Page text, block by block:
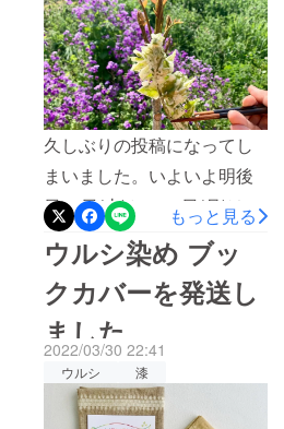
いただきました。皆様のお
かげで、このキットは定番
商品として発売します。ま
もなくオンラインショップ
でも発売しますので、ご興
味のある方はぜひご利用く
ださい。
https://urushipicnic.thebase.i
n/上米内駅は盛岡から約15
分。JR山田線は鉄道ファン
にも人気です。駅ではコー
ヒーを飲んだり、お買い物
したりもできますので、近
くにお越しの方は是非覗い
天ぷら会」にもご参加いた
だいた支援者さんに直接お
渡ししたものも。早速つ
かってくださり、持ち手の
カーブが使いやすいとご感
想をいただけました(^^)。ス
プーンの表情は、木目や木
の性質によってひとつずつ
異なります。そして、使っ
ているうちにコーヒーの油
分でまた風合いが変わって
いきますので、ぜひたくさ
んお使いください。ご愛用
いただけますように！たく
久しぶりの投稿になってし
まいました。いよいよ明後
日23日(土)と、25日(月)は、
「縄文うるしパーク植栽活
動＆天ぷら会」です！！半
年前からずっとお天気を心
配していましたが、なんと
か皆様の日ごろの行いが良
いおかげで（たぶんｗ）今
の天気予報では大丈夫そう
もっと見る
ウルシ染め ブッ
クカバーを発送し
ました
2022/03/30 22:41
ウルシ 漆